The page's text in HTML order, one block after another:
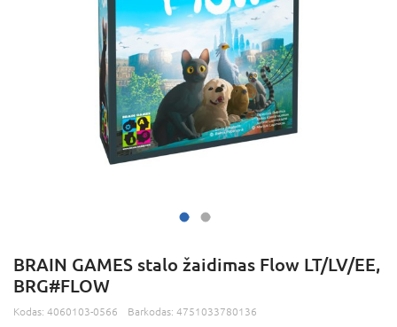
BRAIN GAMES stalo žaidimas Flow LT/LV/EE,
BRG#FLOW
Kodas: 4060103-0566 Barkodas: 4751033780136